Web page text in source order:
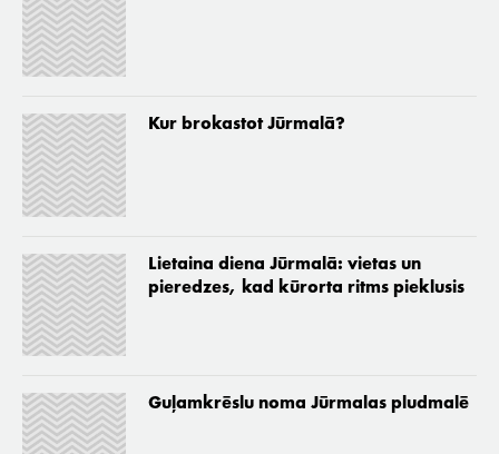
Kur brokastot Jūrmalā?
Lietaina diena Jūrmalā: vietas un
pieredzes, kad kūrorta ritms pieklusis
Guļamkrēslu noma Jūrmalas pludmalē